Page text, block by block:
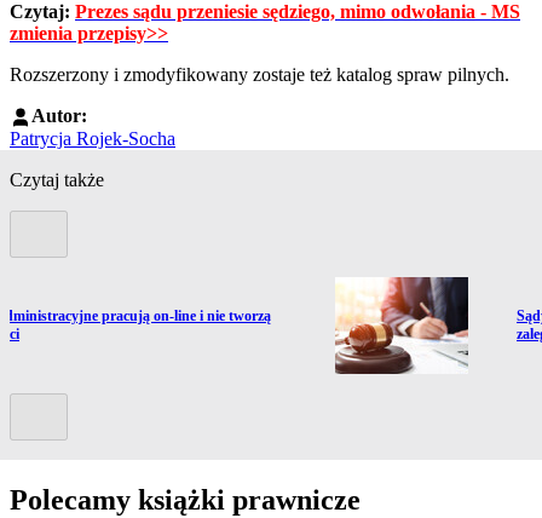
Czytaj: Prezes sądu przeniesie sędziego, mimo odwołania - MS
zmienia przepisy>>
Rozszerzony i zmodyfikowany zostaje też katalog spraw pilnych.
Autor:
Patrycja Rojek-Socha
Czytaj także
do artykułu:
pracują on-line i nie tworzą
Polecamy książki prawnicze